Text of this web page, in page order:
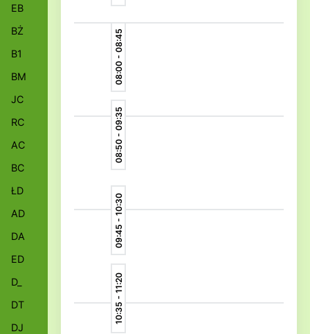
EB
BŻ
B1
BM
JC
RC
AC
BC
ŁD
AD
DA
ED
D_
DT
DJ
08:00 - 08:45
08:50 - 09:35
09:45 - 10:30
10:35 - 11:20